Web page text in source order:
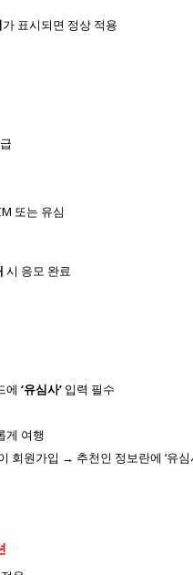
가 표시되면 정상 적용
또는 유심
시 응모 완료
에 ‘유심사’ 입력 필수
게 여행
원가입 → 추천인 정보란에 ‘유심